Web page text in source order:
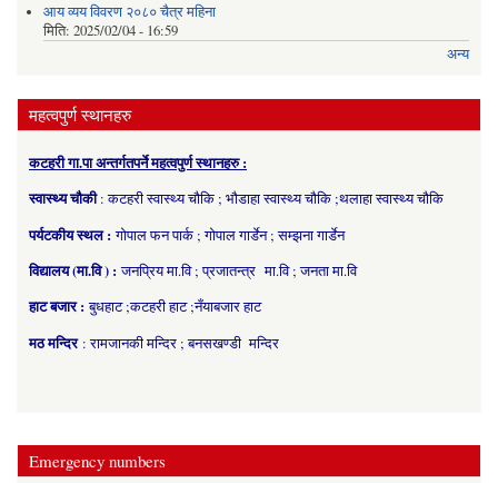
आय व्यय विवरण २०८० चैत्र महिना
मिति: 2025/02/04 - 16:59
अन्य
महत्वपुर्ण स्थानहरु
कटहरी गा.पा अन्तर्गतपर्ने महत्वपुर्ण स्थानहरु :
स्वास्थ्य चौकी: कटहरी स्वास्थ्य चौकि ; भौडाहा स्वास्थ्य चौकि ;थलाहा स्वास्थ्य चौकि
पर्यटकीय स्थल :गोपाल फन पार्क ; गोपाल गार्डेन ; सम्झना गार्डेन
विद्यालय (मा.वि ) :जनप्रिय मा.वि ; प्रजातन्त्र मा.वि ; जनता मा.वि
हाट बजार :बुधहाट ;कटहरी हाट ;नँयाबजार हाट
मठ मन्दिर : रामजानकी मन्दिर ; बनसखण्डी मन्दिर
Emergency numbers